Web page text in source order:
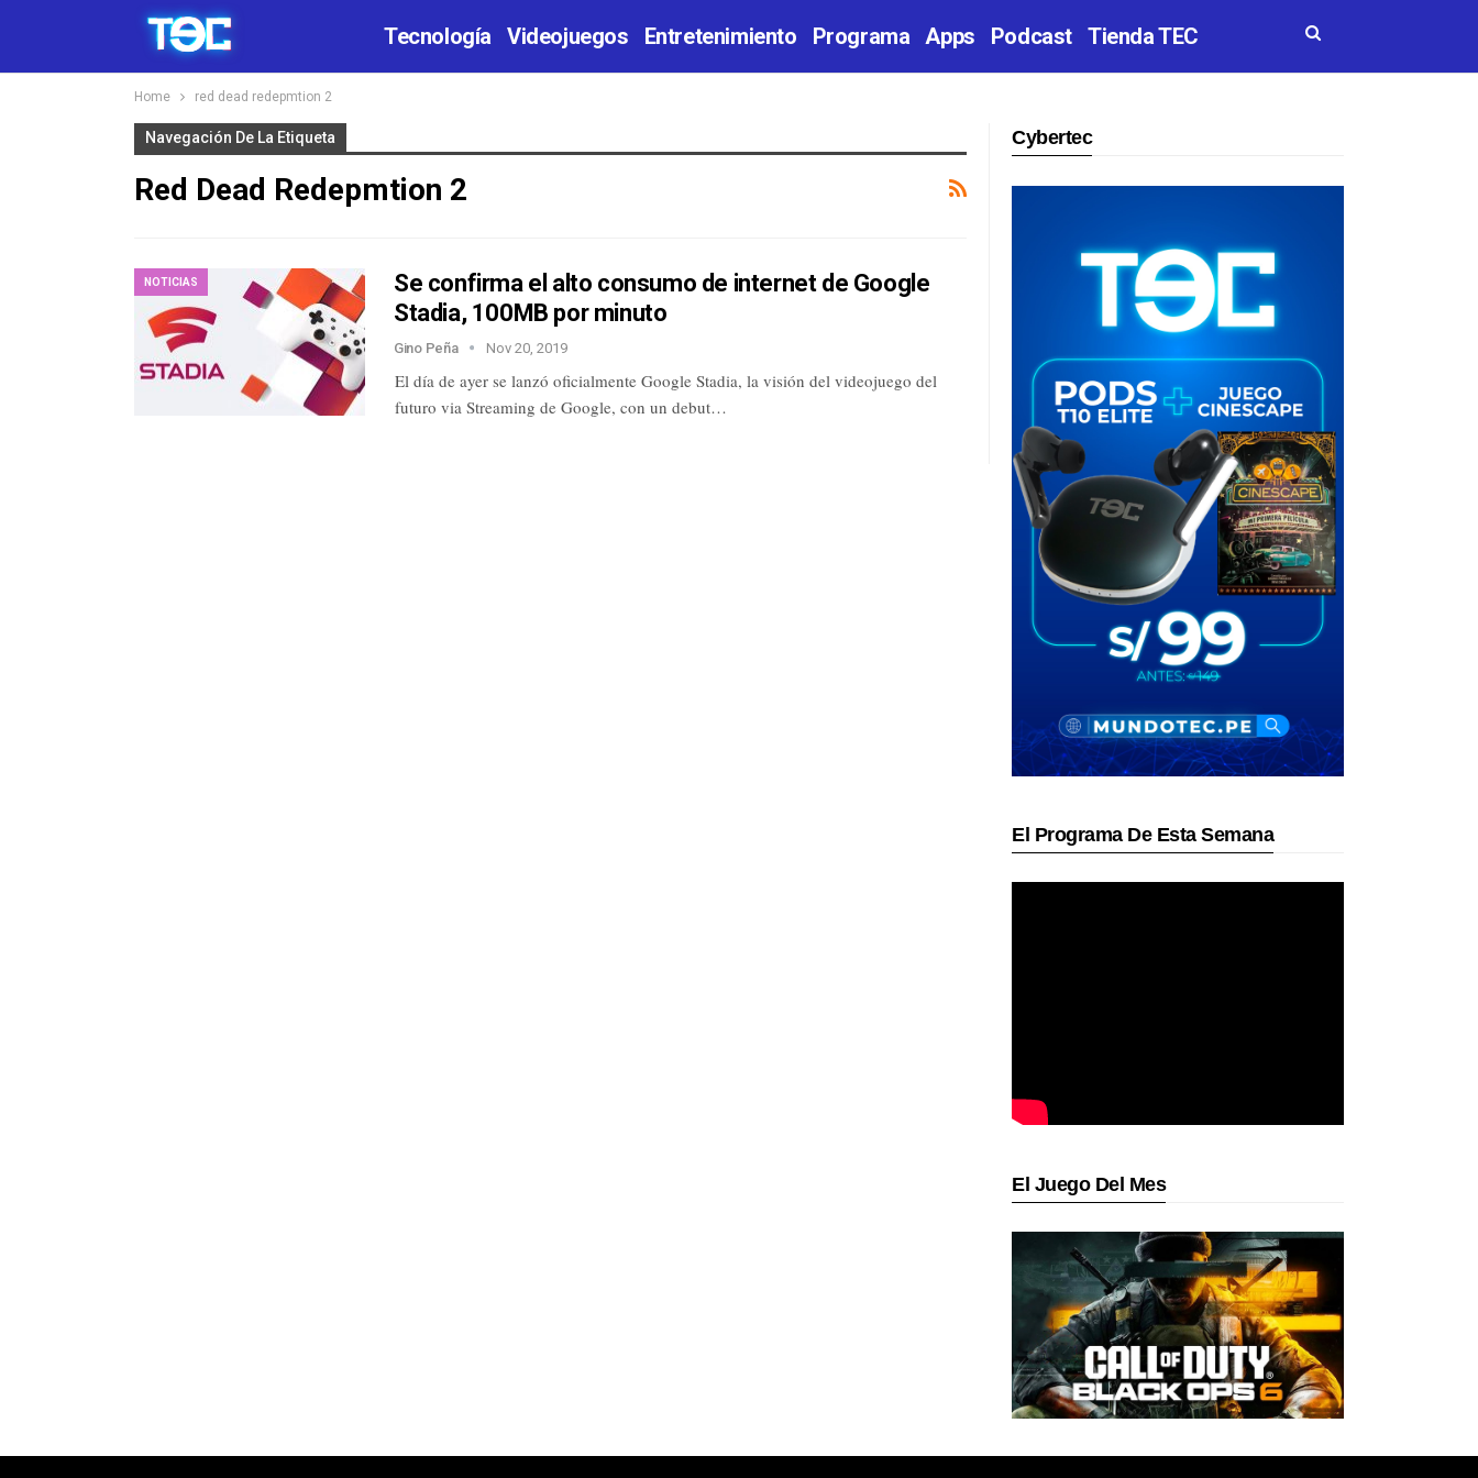
Tecnología Videojuegos Entretenimiento Programa Apps Podcast Tienda TEC
Home red dead redepmtion 2
Navegación De La Etiqueta
Red Dead Redepmtion 2
NOTICIAS
Se confirma el alto consumo de internet de Google
Stadia, 100MB por minuto
Gino Peña Nov 20, 2019
El día de ayer se lanzó oficialmente Google Stadia, la visión del videojuego del
futuro via Streaming de Google, con un debut…
Cybertec
El Programa De Esta Semana
El Juego Del Mes